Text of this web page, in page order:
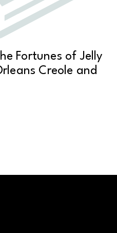
Fortunes of Jelly
Creole and